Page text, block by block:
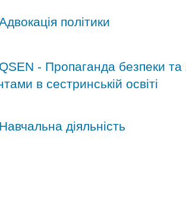
політики
- Пропаганда безпеки та
в сестринській освіті
діяльність